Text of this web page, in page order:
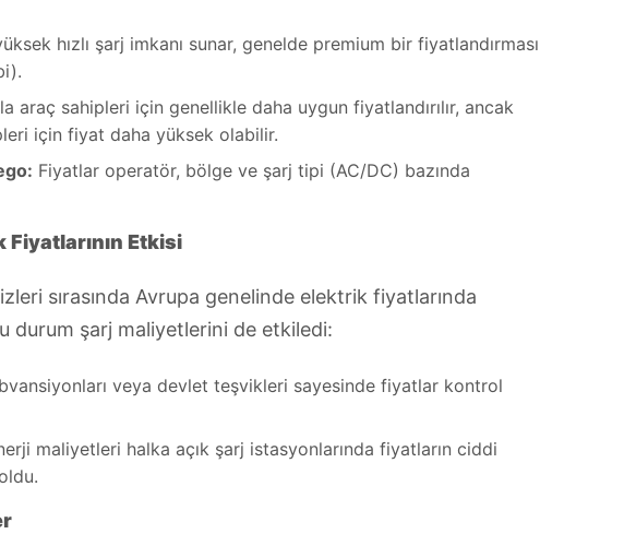
hızlı şarj imkanı sunar, genelde premium bir fiyatlandırması
araç sahipleri için genellikle daha uygun fiyatlandırılır, ancak
için fiyat daha yüksek olabilir.
Fiyatlar operatör, bölge ve şarj tipi (AC/DC) bazında
Etkisi
sırasında Avrupa genelinde elektrik fiyatlarında
durum şarj maliyetlerini de etkiledi:
veya devlet teşvikleri sayesinde fiyatlar kontrol
maliyetleri halka açık şarj istasyonlarında fiyatların ciddi